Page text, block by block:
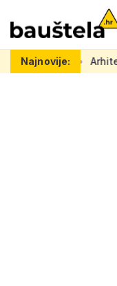
Najnovije:
Arhitektura često